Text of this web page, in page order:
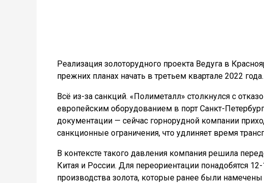
Реализация золоторудного проекта Ведуга в
прежних планах начать в третьем квартале 2022 года.
Всё из-за санкций. «Полиметалл» столкнулся с
европейским оборудованием в порт Санкт-
документации — сейчас горнорудной компании
санкционные ограничения, что удлиняет время
В контексте такого давления компания решила
Китая и России. Для переориентации понадобятся
производства золота, которые ранее были намечены